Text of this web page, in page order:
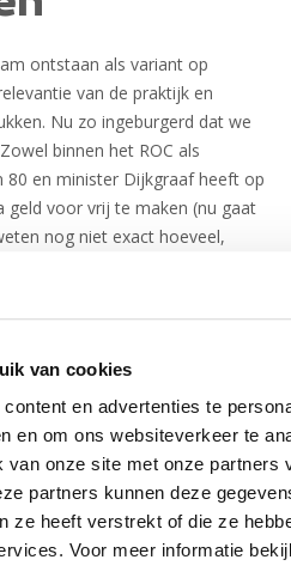
van cookies
en advertenties te
en om ons websiteverkeer te
van onze site met onze partners
partners kunnen deze
ze heeft verstrekt of die ze
Voor meer informatie
ontstaan als variant op
van de praktijk en
Nu zo ingeburgerd dat we
binnen het ROC als
80 en minister Dijkgraaf heeft op
geld voor vrij te maken (nu gaat
nog niet exact hoeveel,
dat is niet zo: (fundamenteel)
Wij leggen het accent
onderwijspraktijk.
en blijven